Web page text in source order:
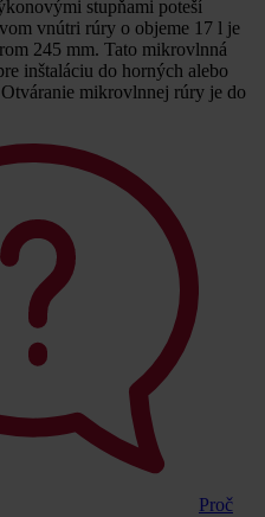
stupňami poteší
vnútri rúry o objeme 17 l je
245 mm. Tato mikrovlnná
inštaláciu do horných alebo
mikrovlnnej rúry je do
Proč